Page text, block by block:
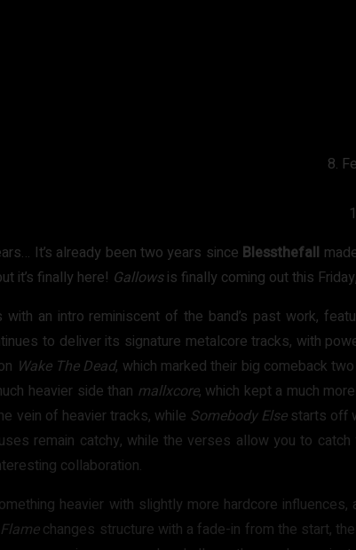
8.
It’s already been two years since Blessthefall
it’s finally here! Gallowsis finally coming out this
an intro reminiscent of the band’s past work,
to deliver its signature metalcore tracks, with
Wake The Dead, which marked their big comeback
heavier side than mallxcore, which kept a much
vein of heavier tracks, while Somebody Elsestarts off
remain catchy, while the verses allow you to catch
collaboration.
heavier with slightly more hardcore
changes structure with a fade-in from the start,